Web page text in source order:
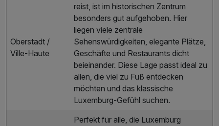
Oberstadt /
Ville-Haute
reist, ist im historischen Zentrum
besonders gut aufgehoben. Hier
liegen viele zentrale
Sehenswürdigkeiten, elegante Plätze,
Geschäfte und Restaurants dicht
beieinander. Diese Lage passt ideal zu
allen, die viel zu Fuß entdecken
möchten und das klassische
Luxemburg-Gefühl suchen.
Perfekt für alle, die Luxemburg